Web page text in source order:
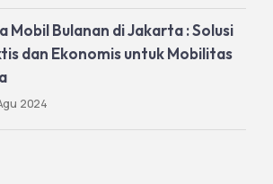
Mobil Bulanan di Jakarta : Solusi
dan Ekonomis untuk Mobilitas
2024